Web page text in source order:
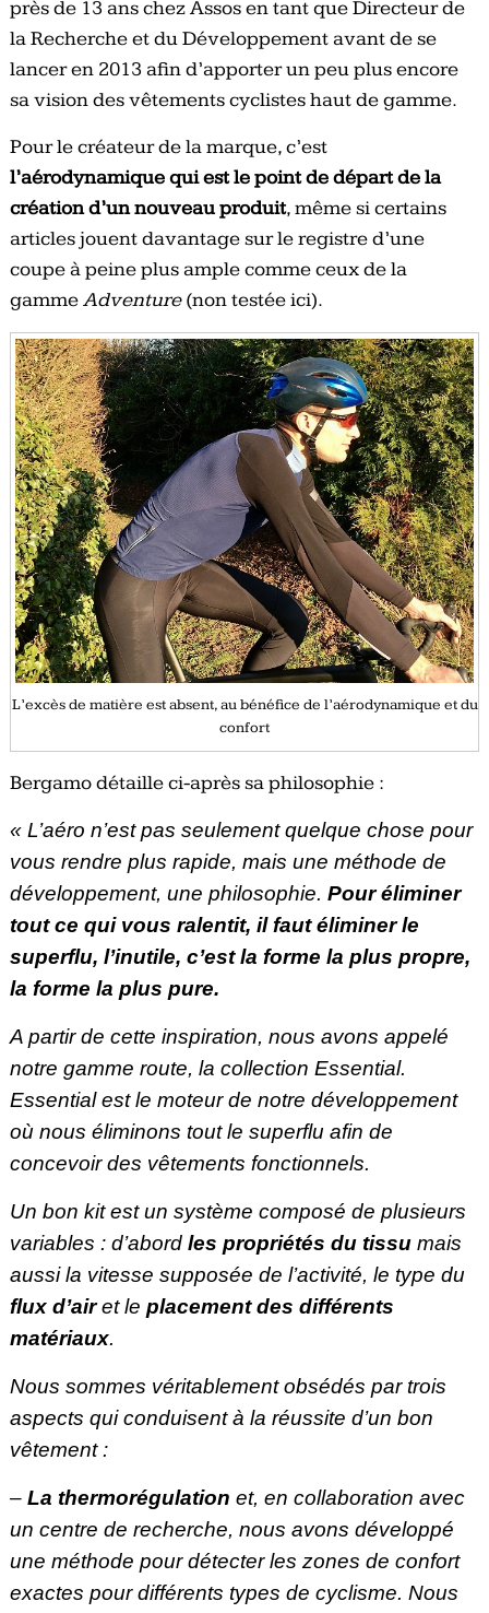
près de 13 ans chez Assos en tant que Directeur de
la Recherche et du Développement avant de se
lancer en 2013 afin d’apporter un peu plus encore
sa vision des vêtements cyclistes haut de gamme.
Pour le créateur de la marque, c’est
l’aérodynamique qui est le point de départ de la
création d’un nouveau produit, même si certains
articles jouent davantage sur le registre d’une
coupe à peine plus ample comme ceux de la
gammeAdventure(non testée ici).
L’excès de matière est absent, au bénéfice de l’aérodynamique et du
confort
Bergamo détaille ci-après sa philosophie :
« L’aéro n’est pas seulement quelque chose pour
vous rendre plus rapide, mais une méthode de
développement, une philosophie. Pour éliminer
tout ce qui vous ralentit, il faut éliminer le
superflu, l’inutile, c’est la forme la plus propre,
la forme la plus pure.
A partir de cette inspiration, nous avons appelé
notre gamme route, la collection Essential.
Essential est le moteur de notre développement
où nous éliminons tout le superflu afin de
concevoir des vêtements fonctionnels.
Un bon kit est un système composé de plusieurs
variables : d’abord les propriétés du tissumais
aussi la vitesse supposée de l’activité, le type du
flux d’airet le placement des différents
matériaux.
Nous sommes véritablement obsédés par trois
aspects qui conduisent à la réussite d’un bon
vêtement :
– La thermorégulation et, en collaboration avec
un centre de recherche, nous avons développé
une méthode pour détecter les zones de confort
exactes pour différents types de cyclisme. Nous